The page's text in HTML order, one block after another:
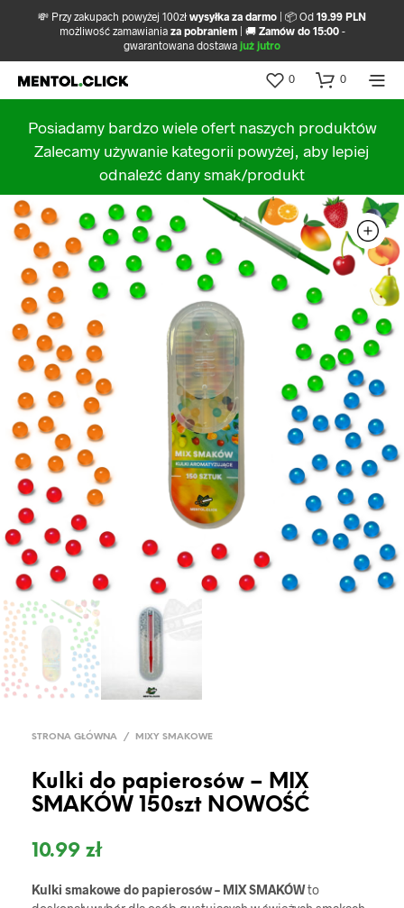
💸 Przy zakupach powyżej 100zł wysyłka za darmo | 📦 Od 19.99 PLN
możliwość zamawiania za pobraniem| 🚚 Zamów do 15:00-
gwarantowana dostawa już jutro
0 0
Posiadamy bardzo wiele ofert naszych produktów
Zalecamy używanie kategorii powyżej, aby lepiej
odnaleźć dany smak/produkt
STRONA GŁÓWNA / MIXY SMAKOWE
Kulki do papierosów – MIX
SMAKÓW 150szt NOWOŚĆ
10.99 zł
Kulki smakowe do papierosów – MIX SMAKÓWto